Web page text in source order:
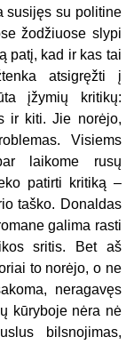
susijęs su politine
žodžiuose slypi
patį, kad ir kas tai
atsigręžti į
įžymių kritikų:
ir kiti. Jie norėjo,
Visiems
laikome rusų
patirti kritiką –
taško. Donaldas
galima rasti
sritis. Bet aš
to norėjo, o ne
neragavęs
kūryboje nėra nė
bilsnojimas,